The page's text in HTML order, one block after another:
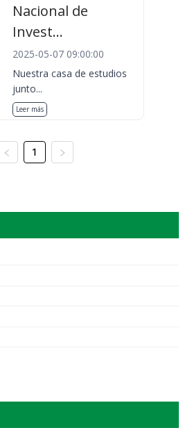
Nacional de
Invest...
2025-05-07 09:00:00
Nuestra casa de estudios
junto...
Leer más
1